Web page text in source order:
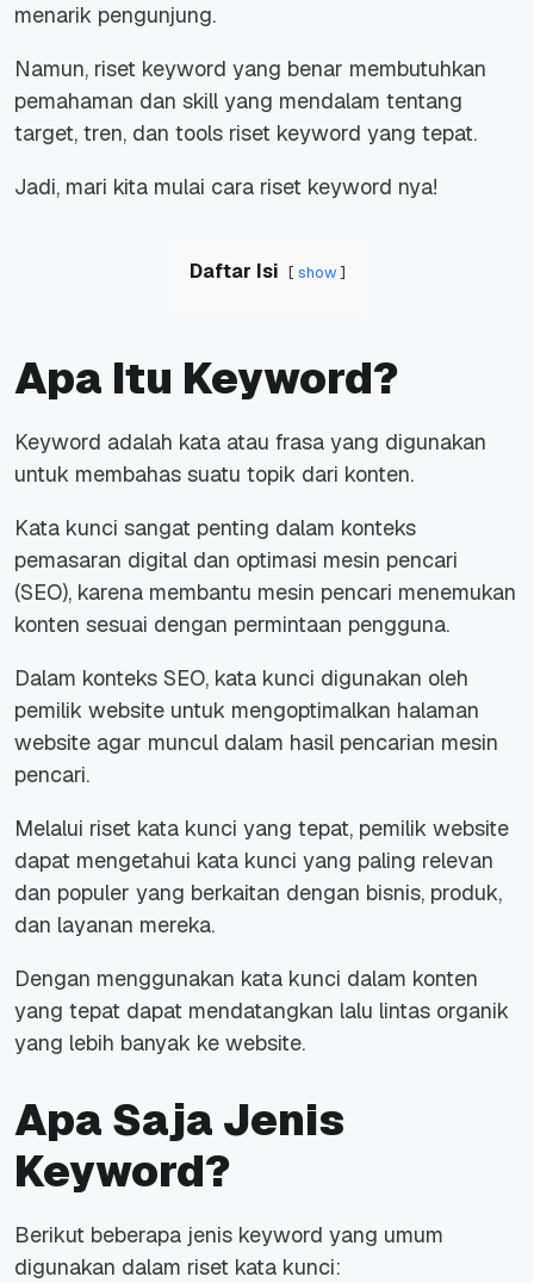
menarik pengunjung.
Namun, riset keyword yang benar membutuhkan
pemahaman dan skill yang mendalam tentang
target, tren, dan tools riset keyword yang tepat.
Jadi, mari kita mulai cara riset keyword nya!
Daftar Isi show
Apa Itu Keyword?
Keyword adalah kata atau frasa yang digunakan
untuk membahas suatu topik dari konten.
Kata kunci sangat penting dalam konteks
pemasaran digital dan optimasi mesin pencari
(SEO), karena membantu mesin pencari menemukan
konten sesuai dengan permintaan pengguna.
Dalam konteks SEO, kata kunci digunakan oleh
pemilik website untuk mengoptimalkan halaman
website agar muncul dalam hasil pencarian mesin
pencari.
Melalui riset kata kunci yang tepat, pemilik website
dapat mengetahui kata kunci yang paling relevan
dan populer yang berkaitan dengan bisnis, produk,
dan layanan mereka.
Dengan menggunakan kata kunci dalam konten
yang tepat dapat mendatangkan lalu lintas organik
yang lebih banyak ke website.
Apa Saja Jenis
Keyword?
Berikut beberapa jenis keyword yang umum
digunakan dalam riset kata kunci: